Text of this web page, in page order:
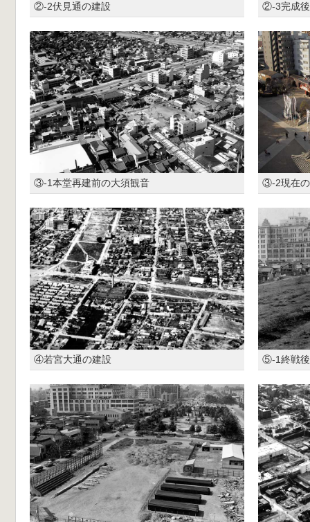
②-2伏見通の建設 ②-3完成
③-1本堂再建前の大須観音 ③-2現在
④若宮大通の建設 ⑤-1終戦後